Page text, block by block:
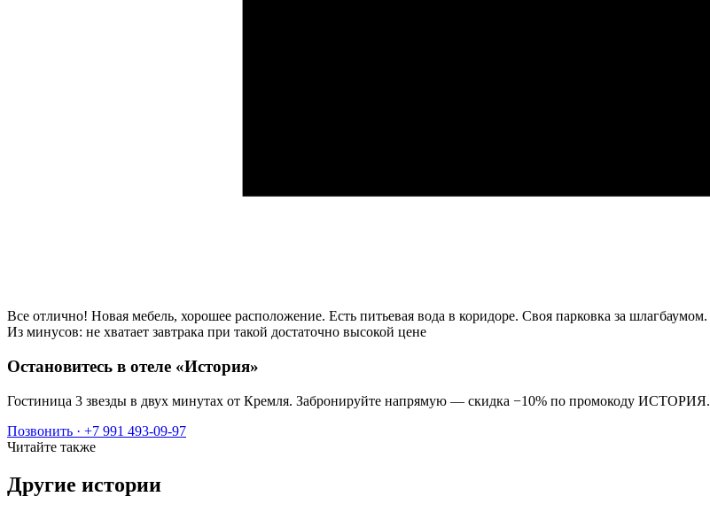
Все отлично! Новая мебель, хорошее расположение. Есть питьевая вода в коридоре. Своя парковка за шлагбаумом.
Из минусов: не хватает завтрака при такой достаточно высокой цене
Остановитесь в отеле «История»
Гостиница 3 звезды в двух минутах от Кремля. Забронируйте напрямую — скидка −10% по промокоду ИСТОРИЯ.
Позвонить · +7 991 493-09-97
Читайте также
Другие истории